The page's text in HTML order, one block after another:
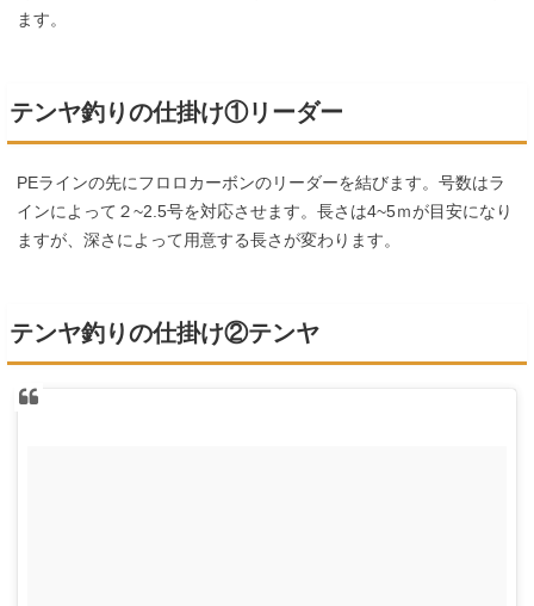
ます。
テンヤ釣りの仕掛け①リーダー
PEラインの先にフロロカーボンのリーダーを結びます。号数はラ
インによって２~2.5号を対応させます。長さは4~5ｍが目安になり
ますが、深さによって用意する長さが変わります。
テンヤ釣りの仕掛け②テンヤ